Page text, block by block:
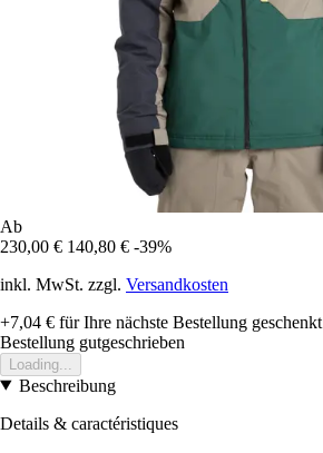
Ab
230,00 € 140,80 € -39%
inkl. MwSt. zzgl. Versandkosten
+7,04 € für Ihre nächste Bestellung geschenkt
Bestellung gutgeschrieben
Loading...
Beschreibung
Details & caractéristiques